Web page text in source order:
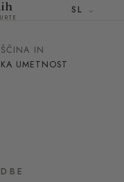
SL
IN
UMETNOST